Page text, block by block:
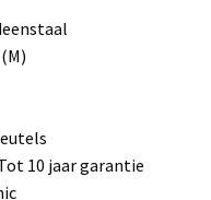
10 jaar garantie